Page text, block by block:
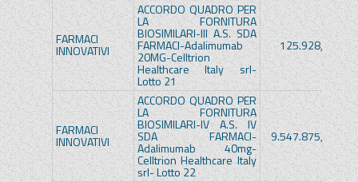
FARMACI
INNOVATIVI
ACCORDO QUADRO PER
LA FORNITURA
BIOSIMILARI-III A.S. SDA
FARMACI-Adalimumab
20MG-Celltrion
Healthcare Italy srl-
Lotto 21
125.928,00€
FARMACI
INNOVATIVI
ACCORDO QUADRO PER
LA FORNITURA
BIOSIMILARI-IV A.S. IV
SDA FARMACI-
Adalimumab 40mg-
Celltrion Healthcare Italy
srl- Lotto 22
9.547.875,02€